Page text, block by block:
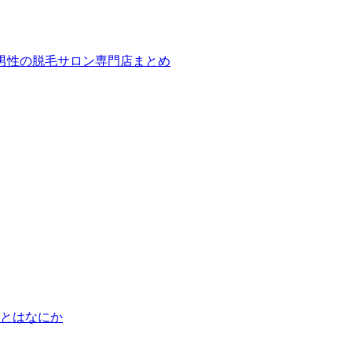
性の脱毛サロン専門店まとめ
はなにか